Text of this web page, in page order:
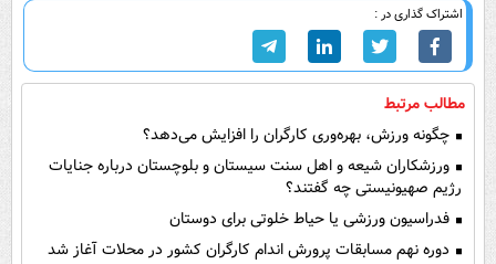
اشتراک گذاری در :
مطالب مرتبط
چگونه ورزش، بهره‌وری کارگران را افزایش می‌دهد؟
ورزشکاران شیعه و اهل سنت سیستان و بلوچستان درباره جنایات
رژیم صهیونیستی چه گفتند؟
فدراسیون ورزشی یا حیاط خلوتی برای دوستان
دوره نهم مسابقات پرورش اندام کارگران کشور در محلات آغاز شد